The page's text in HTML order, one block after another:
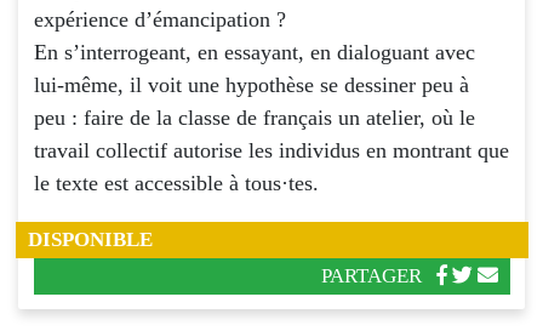
expérience d’émancipation ?
En s’interrogeant, en essayant, en dialoguant avec
lui-même, il voit une hypothèse se dessiner peu à
peu : faire de la classe de français un atelier, où le
travail collectif autorise les individus en montrant que
le texte est accessible à tous·tes.
DISPONIBLE
PARTAGER